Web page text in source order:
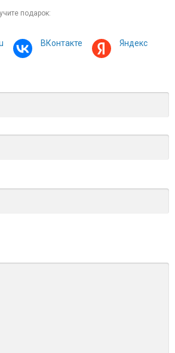
подарок:
ВКонтакте Яндекс